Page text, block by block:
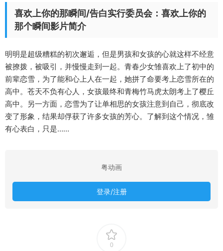
喜欢上你的那瞬间/告白实行委员会：喜欢上你的
那个瞬间影片简介
明明是超级糟糕的初次邂逅，但是男孩和女孩的心就这样不经意
被撩拨，被吸引，并慢慢走到一起。青春少女雏喜欢上了初中的
前辈恋雪，为了能和心上人在一起，她拼了命要考上恋雪所在的
高中。苍天不负有心人，女孩最终和青梅竹马虎太朗考上了樱丘
高中。另一方面，恋雪为了让单相思的女孩注意到自己，彻底改
变了形象，结果却俘获了许多女孩的芳心。了解到这个情况，雏
有心表白，只是……
粤动画
登录/注册
0